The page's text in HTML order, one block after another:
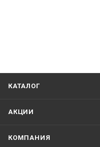
КАТАЛОГ
АКЦИИ
КОМПАНИЯ